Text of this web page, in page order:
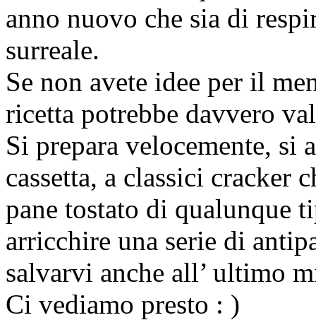
anno nuovo che sia di
surreale.
Se non avete idee per il
ricetta potrebbe davvero
Si prepara velocemente, si
cassetta, a classici cracker
pane tostato di qualunque
arricchire una serie di
salvarvi anche all’ ultimo
Ci vediamo presto : )